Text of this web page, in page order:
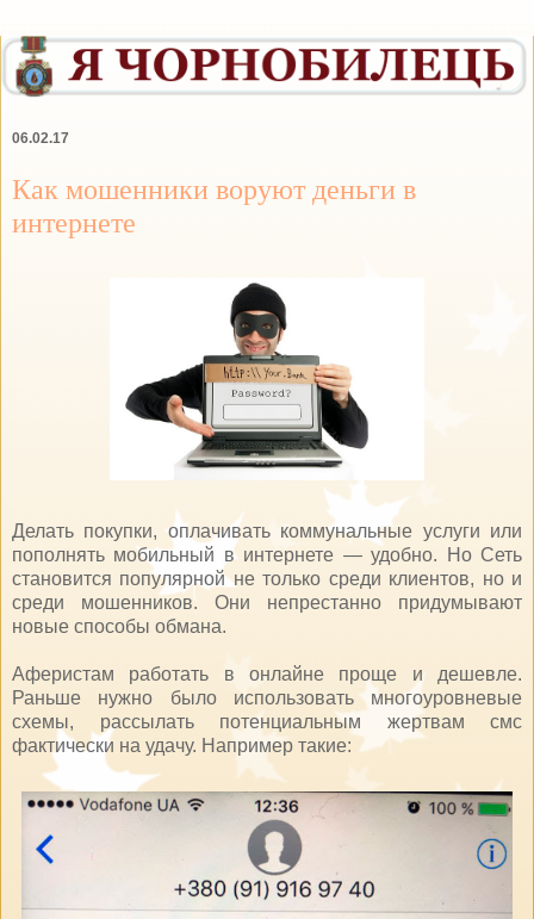
06.02.17
Как мошенники воруют деньги в
интернете
Делать покупки, оплачивать коммунальные услуги или
пополнять мобильный в интернете — удобно. Но Сеть
становится популярной не только среди клиентов, но и
среди мошенников. Они непрестанно придумывают
новые способы обмана.
Аферистам работать в онлайне проще и дешевле.
Раньше нужно было использовать многоуровневые
схемы, рассылать потенциальным жертвам смс
фактически на удачу. Например такие: